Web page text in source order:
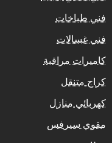
فني طباخات
فني غسالات
كاميرات مراقبة
كراج متنقل
كهربائي منازل
مقوي سيرفس